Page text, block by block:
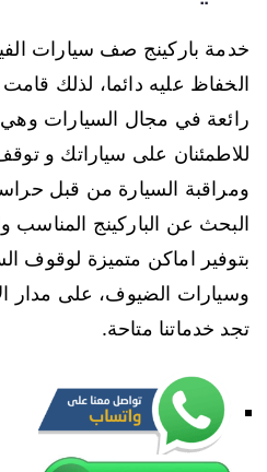
خدمة باركينج صف سيارات
الخفاظ عليه دائما، لذلك
رائعة في مجال السيارات وهي
للاطمئنان على سياراتك و
ومراقبة السيارة من قبل
البحث عن الباركينج المناسب
بتوفير اماكن متميزة لوقوف
وسيارات الضيوف، على مدار
تجد خدماتنا متاحة.